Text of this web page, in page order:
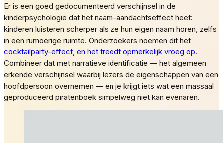
Er is een goed gedocumenteerd verschijnsel in de
kinderpsychologie dat het naam-aandachtseffect heet:
kinderen luisteren scherper als ze hun eigen naam horen, zelfs
in een rumoerige ruimte. Onderzoekers noemen dit het
cocktailparty-effect, en het treedt opmerkelijk vroeg op.
Combineer dat met narratieve identificatie — het algemeen
erkende verschijnsel waarbij lezers de eigenschappen van een
hoofdpersoon overnemen — en je krijgt iets wat een massaal
geproduceerd piratenboek simpelweg niet kan evenaren.